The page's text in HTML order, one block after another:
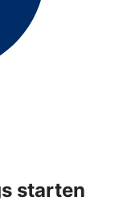
starten